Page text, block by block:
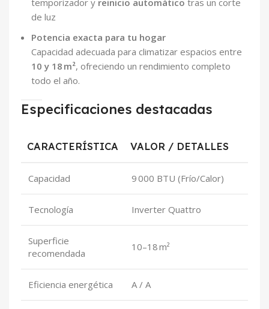
temporizador y reinicio automático tras un corte
de luz
Potencia exacta para tu hogar
Capacidad adecuada para climatizar espacios entre
10 y 18 m², ofreciendo un rendimiento completo
todo el año.
Especificaciones destacadas
CARACTERÍSTICA VALOR / DETALLES
Capacidad 9 000 BTU (Frío/Calor)
Tecnología Inverter Quattro
Superficie
recomendada
10–18 m²
Eficiencia energética A / A